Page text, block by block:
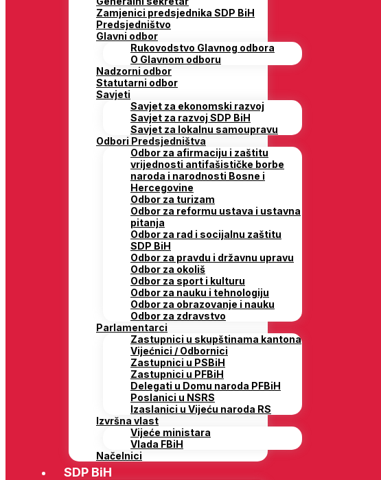
Zamjenici predsjednika SDP BiH
Predsjedništvo
Glavni odbor
Rukovodstvo Glavnog odbora
O Glavnom odboru
Nadzorni odbor
Statutarni odbor
Savjeti
Savjet za ekonomski razvoj
Savjet za razvoj SDP BiH
Savjet za lokalnu samoupravu
Odbori Predsjedništva
Odbor za afirmaciju i zaštitu
vrijednosti antifašističke borbe
naroda i narodnosti Bosne i
Hercegovine
Odbor za turizam
Odbor za reformu ustava i ustavna
pitanja
Odbor za rad i socijalnu zaštitu
SDP BiH
Odbor za pravdu i državnu upravu
Odbor za okoliš
Odbor za sport i kulturu
Odbor za nauku i tehnologiju
Odbor za obrazovanje i nauku
Odbor za zdravstvo
Parlamentarci
Zastupnici u skupštinama kantona
Vijećnici / Odbornici
Zastupnici u PSBiH
Zastupnici u PFBiH
Delegati u Domu naroda PFBiH
Poslanici u NSRS
Izaslanici u Vijeću naroda RS
Izvršna vlast
Vijeće ministara
Vlada FBiH
Načelnici
SDP BiH